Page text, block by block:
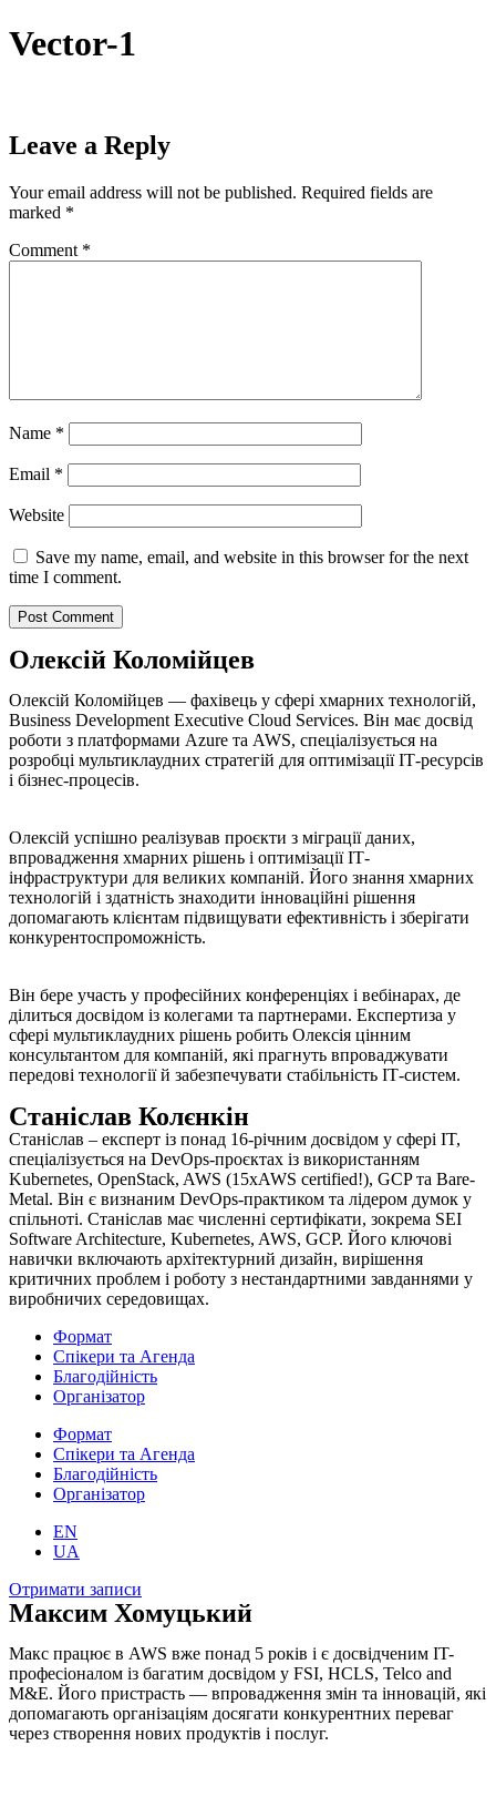
Skip
to
Vector-1
Leave a Reply
Your email address will not be published. Required fields are
marked *
Comment *
Name *
Email *
Website
Save my name, email, and website in this browser for the next
time I comment.
Олексій Коломійцев
Олексій Коломійцев — фахівець у сфері хмарних технологій,
Business Development Executive Cloud Services. Він має досвід
роботи з платформами Azure та AWS, спеціалізується на
розробці мультиклаудних стратегій для оптимізації ІТ-ресурсів
і бізнес-процесів.
Олексій успішно реалізував проєкти з міграції даних,
впровадження хмарних рішень і оптимізації ІТ-
інфраструктури для великих компаній. Його знання хмарних
технологій і здатність знаходити інноваційні рішення
допомагають клієнтам підвищувати ефективність і зберігати
конкурентоспроможність.
Він бере участь у професійних конференціях і вебінарах, де
ділиться досвідом із колегами та партнерами. Експертиза у
сфері мультиклаудних рішень робить Олексія цінним
консультантом для компаній, які прагнуть впроваджувати
передові технології й забезпечувати стабільність ІТ-систем.
Станіслав Колєнкін
Станіслав – експерт із понад 16-річним досвідом у сфері IT,
спеціалізується на DevOps-проєктах із використанням
Kubernetes, OpenStack, AWS (15xAWS certified!), GCP та Bare-
Metal. Він є визнаним DevOps-практиком та лідером думок у
спільноті. Станіслав має численні сертифікати, зокрема SEI
Software Architecture, Kubernetes, AWS, GCP. Його ключові
навички включають архітектурний дизайн, вирішення
критичних проблем і роботу з нестандартними завданнями у
виробничих середовищах.
Формат
Спікери та Агенда
Благодійність
Організатор
Формат
Спікери та Агенда
Благодійність
Організатор
EN
UA
Отримати записи
Максим Хомуцький
Макс працює в AWS вже понад 5 років і є досвідченим IT-
професіоналом із багатим досвідом у FSI, HCLS, Telco and
M&E. Його пристрасть — впровадження змін та інновацій, які
допомагають організаціям досягати конкурентних переваг
через створення нових продуктів і послуг.